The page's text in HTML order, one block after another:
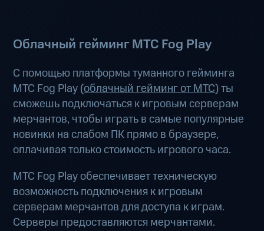
Облачный гейминг МТС Fog Play
С помощью платформы туманного гейминга
МТС Fog Play (облачный гейминг от МТС) ты
сможешь подключаться к игровым серверам
мерчантов, чтобы играть в самые популярные
новинки на слабом ПК прямо в браузере,
оплачивая только стоимость игрового часа.
МТС Fog Play обеспечивает техническую
возможность подключения к игровым
серверам мерчантов для доступа к играм.
Серверы предоставляются мерчантами.